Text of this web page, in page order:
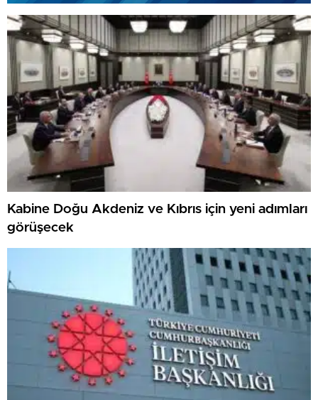
Kabine Doğu Akdeniz ve Kıbrıs için yeni adımları
görüşecek